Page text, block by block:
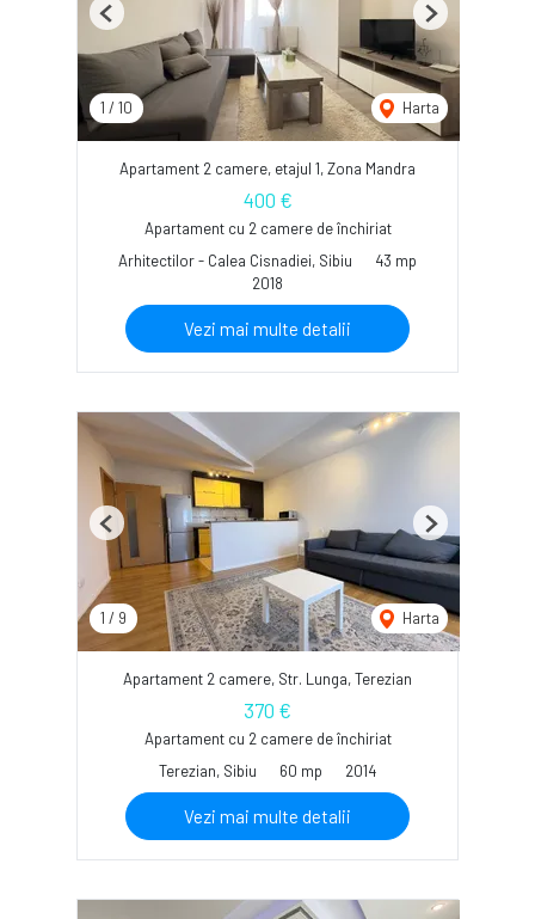
1 / 10 Harta
Previous Next
Apartament 2 camere, etajul 1, Zona Mandra
400 €
Apartament cu 2 camere de închiriat
Arhitectilor - Calea Cisnadiei, Sibiu
43 mp
2018
Vezi mai multe detalii
1 / 9 Harta
Previous Next
Apartament 2 camere, Str. Lunga, Terezian
370 €
Apartament cu 2 camere de închiriat
Terezian, Sibiu
60 mp 2014
Vezi mai multe detalii